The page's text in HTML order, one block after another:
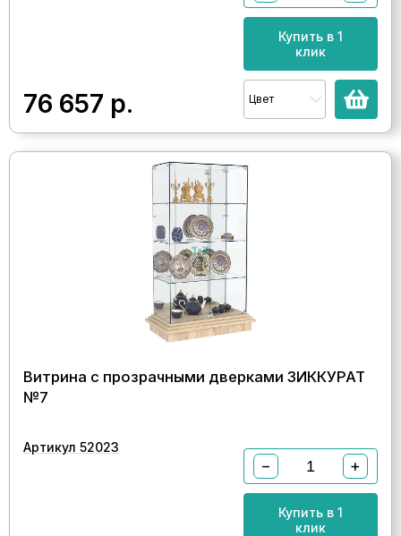
76 657 р.
Купить в 1
клик
Цвет
Витрина с прозрачными дверками ЗИККУРАТ
№7
Артикул 52023
− +
Купить в 1
клик